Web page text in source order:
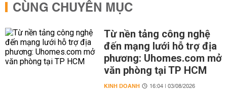
CÙNG CHUYÊN MỤC
Từ nền tảng công nghệ
đến mạng lưới hỗ trợ địa
phương: Uhomes.com mở
văn phòng tại TP HCM
KINH DOANH 16:04 | 03/08/2026